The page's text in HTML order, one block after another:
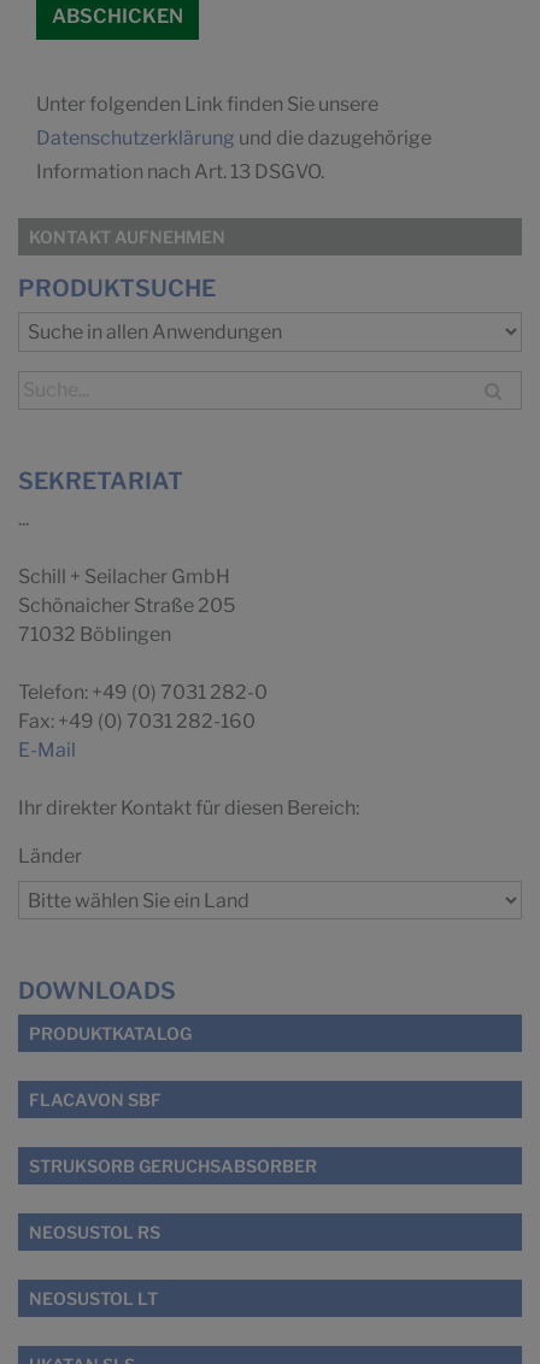
Unter folgenden Link finden Sie unsere
Datenschutzerklärung und die dazugehörige
Information nach Art. 13 DSGVO.
KONTAKT AUFNEHMEN
PRODUKTSUCHE
SEKRETARIAT
...
Schill + Seilacher GmbH
Schönaicher Straße 205
71032 Böblingen
Telefon: +49 (0) 7031 282-0
Fax: +49 (0) 7031 282-160
E-Mail
Ihr direkter Kontakt für diesen Bereich:
Länder
DOWNLOADS
PRODUKTKATALOG
FLACAVON SBF
STRUKSORB GERUCHSABSORBER
NEOSUSTOL RS
NEOSUSTOL LT